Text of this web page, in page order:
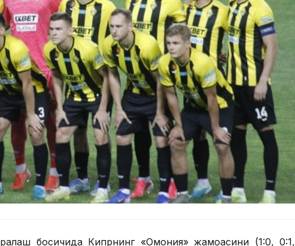
босқичида Кипрнинг «Омония» жамоасини (1:0, 0:1,